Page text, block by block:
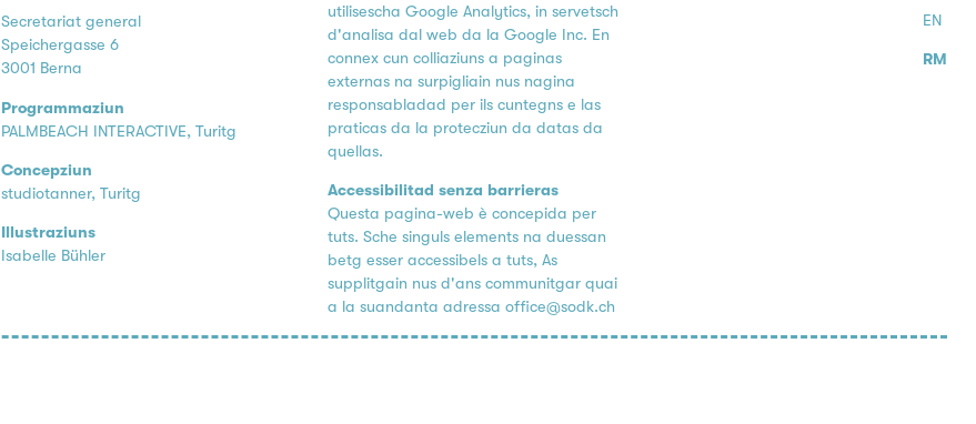
Secretariat general
Speichergasse 6
3001 Berna
Programmaziun
PALMBEACH INTERACTIVE, Turitg
Concepziun
studiotanner, Turitg
Illustraziuns
Isabelle Bühler
utilisescha Google Analytics, in servetsch
d'analisa dal web da la Google Inc. En
connex cun colliaziuns a paginas
externas na surpigliain nus nagina
responsabladad per ils cuntegns e las
praticas da la protecziun da datas da
quellas.
Accessibilitad senza barrieras
Questa pagina-web è concepida per
tuts. Sche singuls elements na duessan
betg esser accessibels a tuts, As
supplitgain nus d'ans communitgar quai
a la suandanta adressa office@sodk.ch
EN
RM